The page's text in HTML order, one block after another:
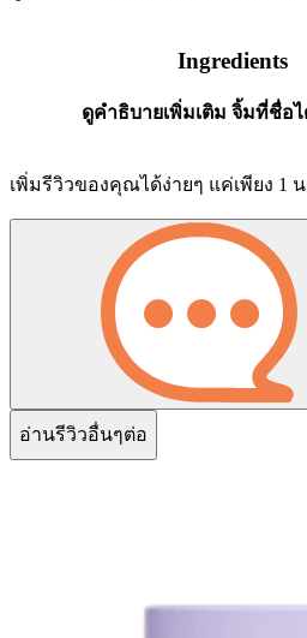
Ingredients
ดูคำธิบายเพิ่มเติม จิ้มที่ชื่อไ
เพิ่มรีวิวของคุณได้ง่ายๆ แค่เพียง 1
อ่านรีวิวอื่นๆต่อ